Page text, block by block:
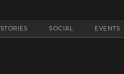
STORIES SOCIAL EVENTS